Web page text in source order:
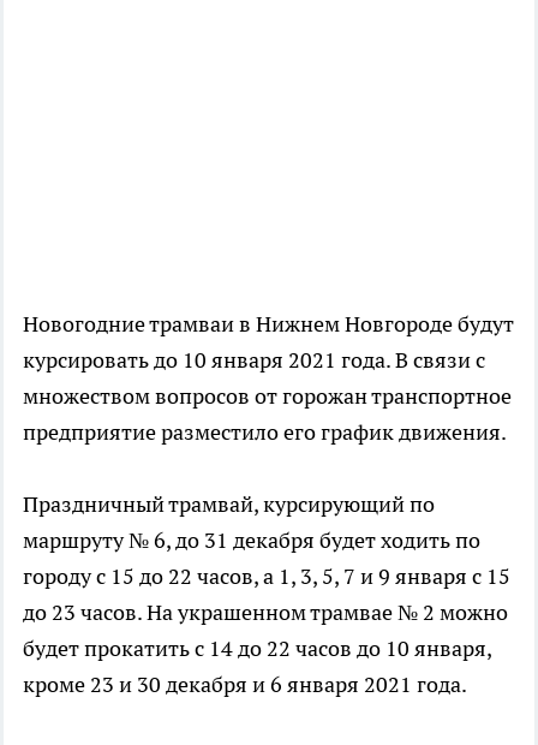
Новогодние трамваи в Нижнем Новгороде будут
курсировать до 10 января 2021 года. В связи с
множеством вопросов от горожан транспортное
предприятие разместило его график движения.
Праздничный трамвай, курсирующий по
маршруту № 6, до 31 декабря будет ходить по
городу с 15 до 22 часов, а 1, 3, 5, 7 и 9 января с 15
до 23 часов. На украшенном трамвае № 2 можно
будет прокатить с 14 до 22 часов до 10 января,
кроме 23 и 30 декабря и 6 января 2021 года.